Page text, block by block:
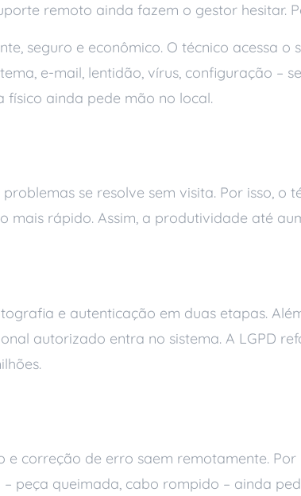
remoto ainda fazem o gestor hesitar.
seguro e econômico. O técnico acessa
e-mail, lentidão, vírus, configuração –
físico ainda pede mão no local.
se resolve sem visita. Por isso, o
mais rápido. Assim, a produtividade até
e autenticação em duas etapas.
autorizado entra no sistema. A LGPD
e correção de erro saem remotamente.
peça queimada, cabo rompido – ainda